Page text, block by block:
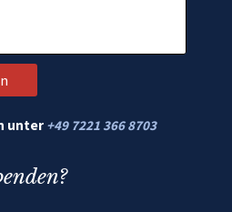
unter +49 7221 366 8703